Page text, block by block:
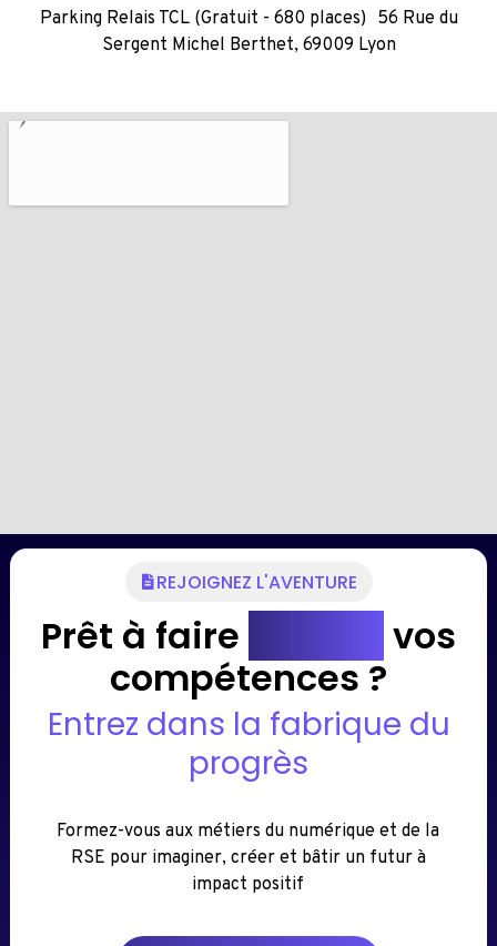
Parking Relais TCL (Gratuit - 680 places) 56 Rue du
Sergent Michel Berthet, 69009 Lyon
REJOIGNEZ L'AVENTURE
Prêt à faire
vos
compétences ?
Entrez dans la fabrique du
progrès
Formez-vous aux métiers du numérique et de la
RSE pour imaginer, créer et bâtir un futur à
impact positif